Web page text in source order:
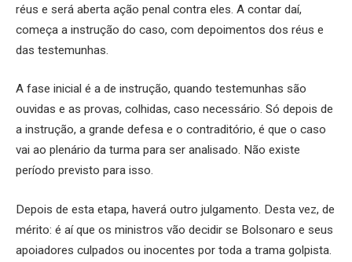
réus e será aberta ação penal contra eles. A contar daí,
começa a instrução do caso, com depoimentos dos réus e
das testemunhas.
A fase inicial é a de instrução, quando testemunhas são
ouvidas e as provas, colhidas, caso necessário. Só depois de
a instrução, a grande defesa e o contraditório, é que o caso
vai ao plenário da turma para ser analisado. Não existe
período previsto para isso.
Depois de esta etapa, haverá outro julgamento. Desta vez, de
mérito: é aí que os ministros vão decidir se Bolsonaro e seus
apoiadores culpados ou inocentes por toda a trama golpista.